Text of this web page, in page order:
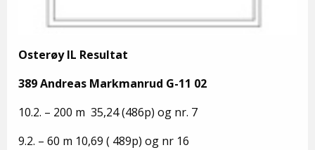
Osterøy IL Resultat
389 Andreas Markmanrud G-11 02
10.2. – 200 m 35,24 (486p) og nr. 7
9.2. – 60 m 10,69 ( 489p) og nr 16